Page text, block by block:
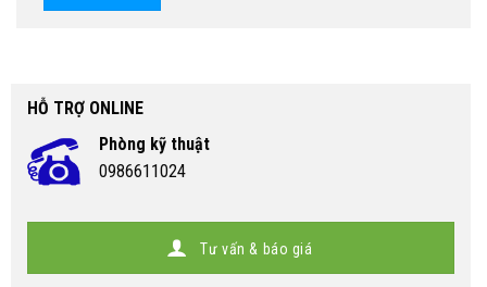
HỖ TRỢ ONLINE
Phòng kỹ thuật
0986611024
Tư vấn & báo giá